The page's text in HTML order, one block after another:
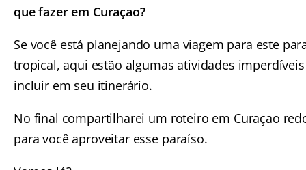
que fazer em Curaçao?
Se você está planejando uma viagem para este
tropical, aqui estão algumas atividades
incluir em seu itinerário.
No final compartilharei um roteiro em Curaçao
para você aproveitar esse paraíso.